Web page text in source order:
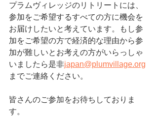
プラムヴィレッジのリトリートには、
参加をご希望するすべての方に機会を
お届けしたいと考えています。もし参
加をご希望の方で経済的な理由から参
加が難しいとお考えの方がいらっしゃ
いましたら是非japan@plumvillage.org
までご連絡ください。
皆さんのご参加をお待ちしておりま
す。